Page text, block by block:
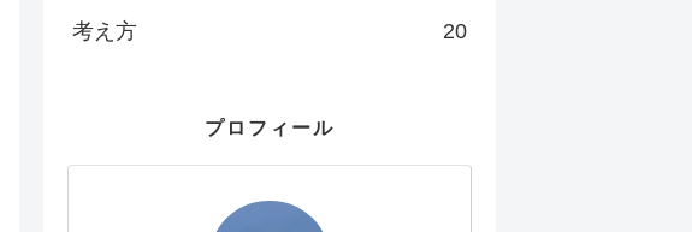
考え方 20
プロフィール